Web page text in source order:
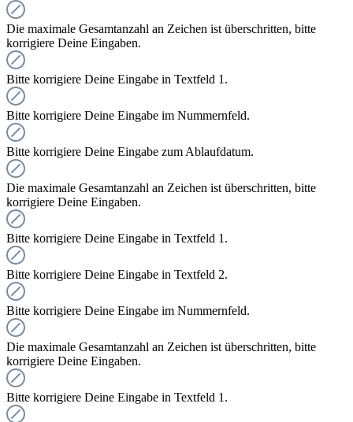
Die maximale Gesamtanzahl an Zeichen ist überschritten, bitte
korrigiere Deine Eingaben.
Bitte korrigiere Deine Eingabe in Textfeld 1.
Bitte korrigiere Deine Eingabe im Nummernfeld.
Bitte korrigiere Deine Eingabe zum Ablaufdatum.
Die maximale Gesamtanzahl an Zeichen ist überschritten, bitte
korrigiere Deine Eingaben.
Bitte korrigiere Deine Eingabe in Textfeld 1.
Bitte korrigiere Deine Eingabe in Textfeld 2.
Bitte korrigiere Deine Eingabe im Nummernfeld.
Die maximale Gesamtanzahl an Zeichen ist überschritten, bitte
korrigiere Deine Eingaben.
Bitte korrigiere Deine Eingabe in Textfeld 1.